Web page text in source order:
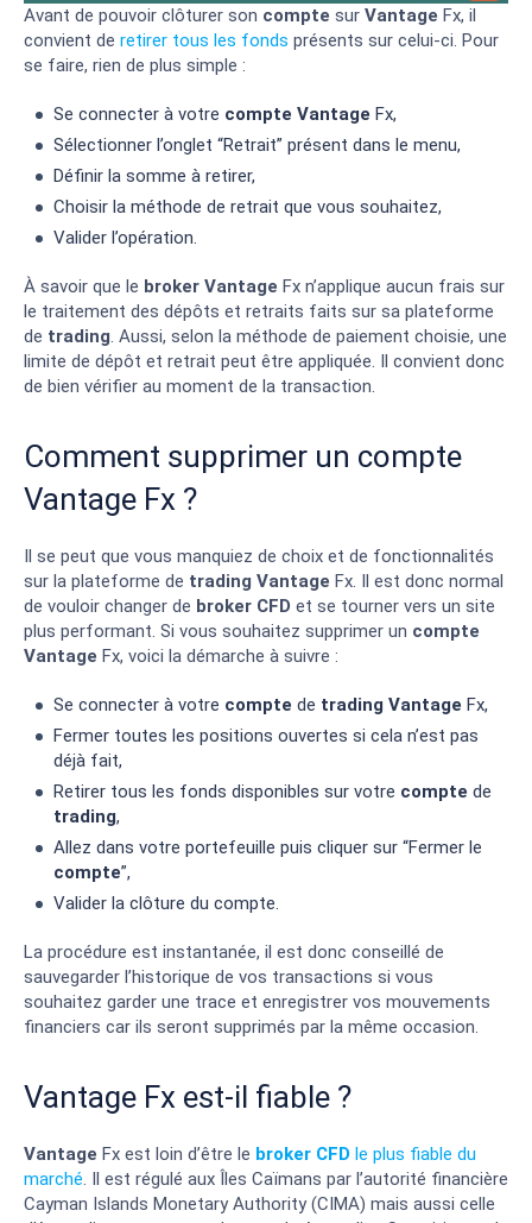
Avant de pouvoir clôturer son compte sur Vantage Fx, il
convient de retirer tous les fonds présents sur celui-ci. Pour
se faire, rien de plus simple :
Se connecter à votre compte Vantage Fx,
Sélectionner l’onglet “Retrait” présent dans le menu,
Définir la somme à retirer,
Choisir la méthode de retrait que vous souhaitez,
Valider l’opération.
À savoir que le broker Vantage Fx n’applique aucun frais sur
le traitement des dépôts et retraits faits sur sa plateforme
de trading. Aussi, selon la méthode de paiement choisie, une
limite de dépôt et retrait peut être appliquée. Il convient donc
de bien vérifier au moment de la transaction.
Comment supprimer un compte
Vantage Fx ?
Il se peut que vous manquiez de choix et de fonctionnalités
sur la plateforme de trading Vantage Fx. Il est donc normal
de vouloir changer de broker CFD et se tourner vers un site
plus performant. Si vous souhaitez supprimer un compte
Vantage Fx, voici la démarche à suivre :
Se connecter à votre compte de trading Vantage Fx,
Fermer toutes les positions ouvertes si cela n’est pas
déjà fait,
Retirer tous les fonds disponibles sur votre compte de
trading,
Allez dans votre portefeuille puis cliquer sur “Fermer le
compte”,
Valider la clôture du compte.
La procédure est instantanée, il est donc conseillé de
sauvegarder l’historique de vos transactions si vous
souhaitez garder une trace et enregistrer vos mouvements
financiers car ils seront supprimés par la même occasion.
Vantage Fx est-il fiable ?
Vantage Fx est loin d’être le broker CFD le plus fiable du
marché. Il est régulé aux Îles Caïmans par l’autorité financière
Cayman Islands Monetary Authority (CIMA) mais aussi celle